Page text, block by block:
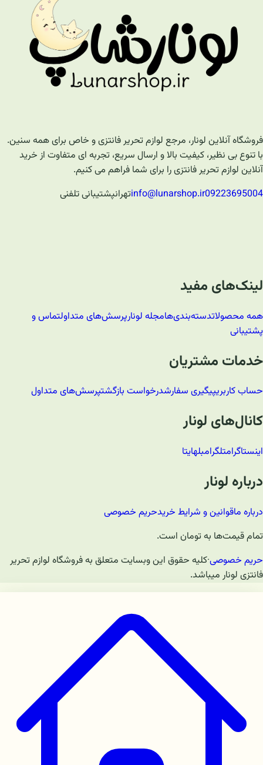
فروشگاه آنلاین لونار، مرجع لوازم تحریر فانتزی و خاص برای همه سنین.
با تنوع بی نظیر، کیفیت بالا و ارسال سریع، تجربه ای متفاوت از خرید
آنلاین لوازم تحریر فانتزی را برای شما فراهم می کنیم.
09223695004
info@lunarshop.irتهرانپشتیبانی تلفنی
لینک‌های مفید
همه محصولاتدسته‌بندی‌هامجله لونارپرسش‌های متداولتماس و
پشتیبانی
خدمات مشتریان
حساب کاربریپیگیری سفارشدرخواست بازگشتپرسش‌های متداول
کانال‌های لونار
اینستاگرامتلگرامبلهایتا
درباره لونار
درباره ماقوانین و شرایط خریدحریم خصوصی
تمام قیمت‌ها به تومان است.
حریم خصوصی·کلیه حقوق این وبسایت متعلق به فروشگاه لوازم تحریر
فانتزی لونار میباشد.